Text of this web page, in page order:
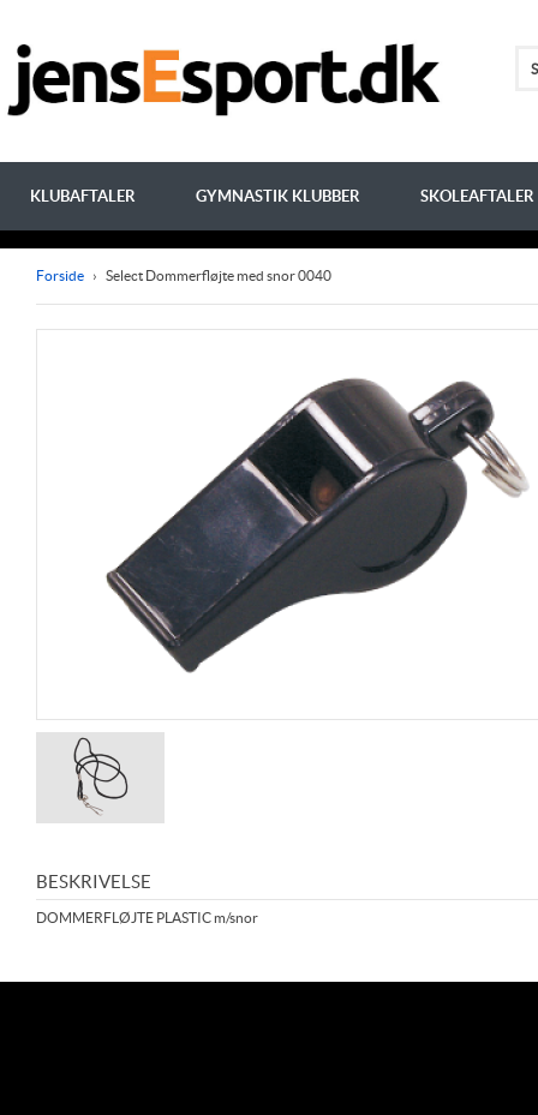
KLUBAFTALER GYMNASTIK KLUBBER SKOLEAFTALER
Forside › Select Dommerfløjte med snor 0040
BESKRIVELSE
DOMMERFLØJTE PLASTIC m/snor